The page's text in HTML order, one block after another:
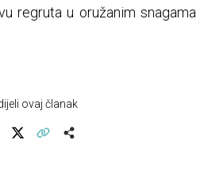
regruta u oružanim snagama
ovaj članak